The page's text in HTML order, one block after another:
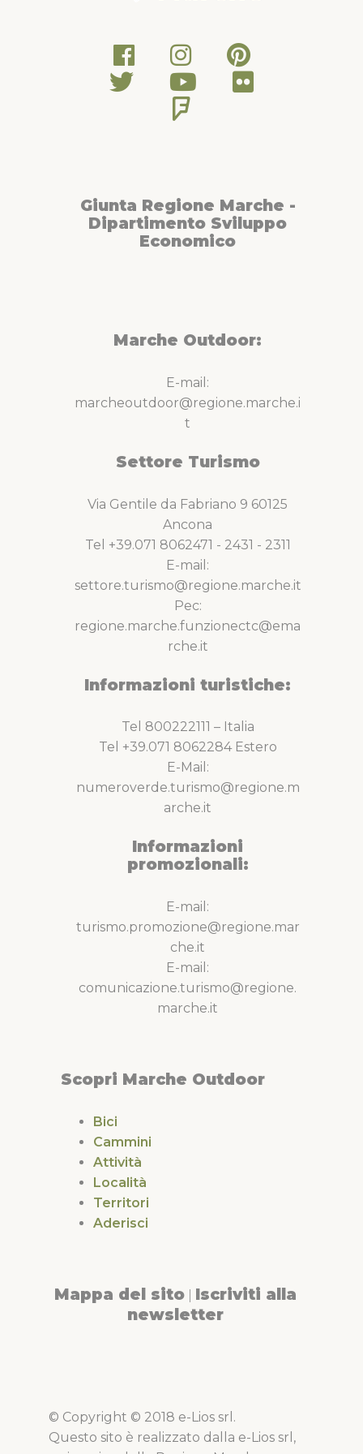
Giunta Regione Marche -
Dipartimento Sviluppo
Economico
Marche Outdoor:
E-mail:
marcheoutdoor@regione.marche.i
t
Settore Turismo
Via Gentile da Fabriano 9 60125
Ancona
Tel +39.071 8062471 - 2431 - 2311
E-mail:
settore.turismo@regione.marche.it
Pec:
regione.marche.funzionectc@ema
rche.it
Informazioni turistiche:
Tel 800222111 – Italia
Tel +39.071 8062284 Estero
E-Mail:
numeroverde.turismo@regione.m
arche.it
Informazioni
promozionali:
E-mail:
turismo.promozione@regione.mar
che.it
E-mail:
comunicazione.turismo@regione.
marche.it
Scopri Marche Outdoor
Bici
Cammini
Attività
Località
Territori
Aderisci
Mappa del sito Iscriviti alla
newsletter
© Copyright © 2018 e-Lios srl.
Questo sito è realizzato dalla e-Lios srl,